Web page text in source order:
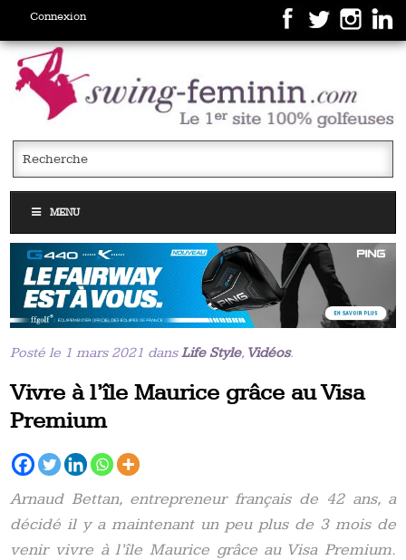
Connexion
MENU
Posté le 1 mars 2021 dansLife Style, Vidéos.
Vivre à l’île Maurice grâce au Visa
Premium
Arnaud Bettan, entrepreneur français de 42 ans, a
décidé il y a maintenant un peu plus de 3 mois de
venir vivre à l’île Maurice grâce au Visa Premium.